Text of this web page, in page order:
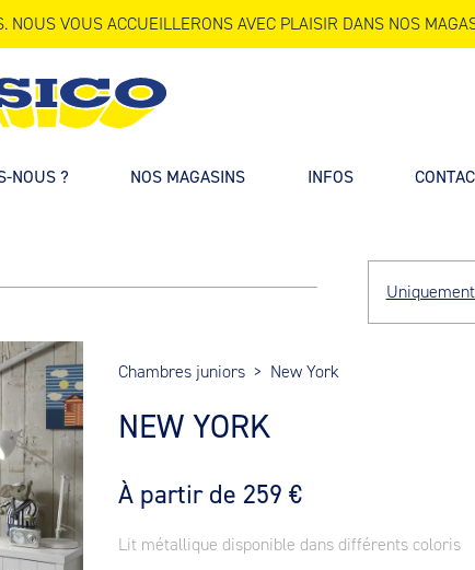
VOUS ACCUEILLERONS AVEC PLAISIR DANS NOS
NOUS ? NOS MAGASINS INFOS
Chambres juniors > New York
NEW YORK
À partir de 259 €
Lit métallique disponible dans différents coloris